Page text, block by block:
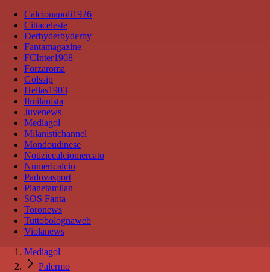
Calcionapoli1926
Cittaceleste
Derbyderbyderby
Fantamagazine
FCInter1908
Forzaroma
Golssip
Hellas1903
Ilmilanista
Juvenews
Mediagol
Milanistichannel
Mondoudinese
Notiziecalciomercato
Numericalcio
Padovasport
Pianetamilan
SOS Fanta
Toronews
Tuttobolognaweb
Violanews
Mediagol
Palermo